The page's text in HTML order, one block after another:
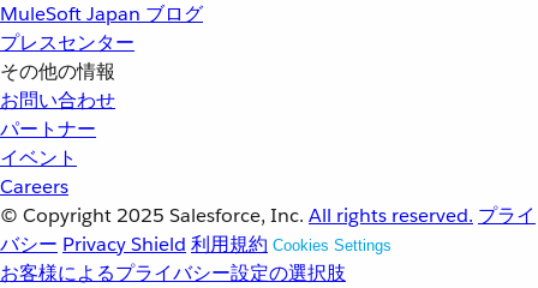
MuleSoft Japan ブログ
プレスセンター
その他の情報
お問い合わせ
パートナー
イベント
Careers
© Copyright 2025 Salesforce, Inc. All rights reserved. プライ
バシー Privacy Shield 利用規約 Cookies Settings
お客様によるプライバシー設定の選択肢